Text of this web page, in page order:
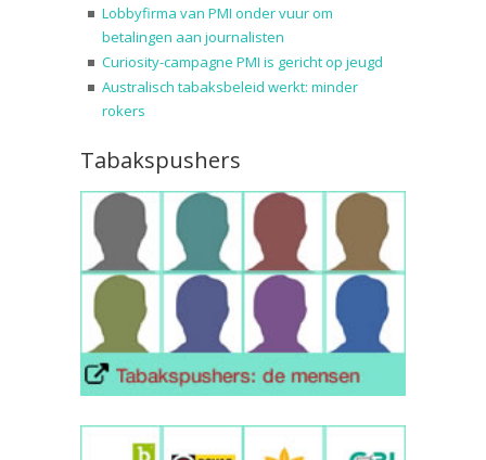
Lobbyfirma van PMI onder vuur om
betalingen aan journalisten
Curiosity-campagne PMI is gericht op jeugd
Australisch tabaksbeleid werkt: minder
rokers
Tabakspushers